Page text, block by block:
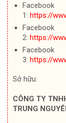
Facebook
1: https://
Facebook
2: https://
Facebook
3: https://
Sở hữu:
CÔNG TY
TRUNG